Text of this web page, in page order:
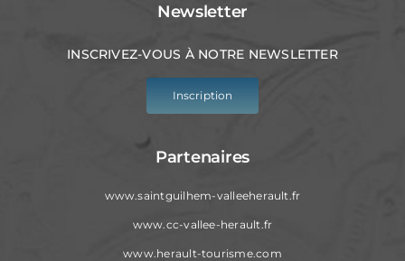
Newsletter
INSCRIVEZ-VOUS À NOTRE NEWSLETTER
Inscription
Partenaires
www.saintguilhem-valleeherault.fr
www.cc-vallee-herault.fr
www.herault-tourisme.com